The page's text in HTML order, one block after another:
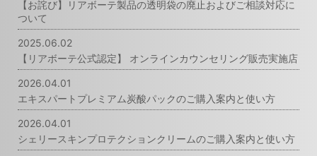
【お詫び】リアボーテ製品の透明袋の廃止およびご相談対応に
ついて
2025.06.02
【リアボーテ公式認定】 オンラインカウンセリング販売実施店
2026.04.01
エキスパートプレミアム炭酸パックのご購入案内と使い方
2026.04.01
シェリースキンプロテクションクリームのご購入案内と使い方